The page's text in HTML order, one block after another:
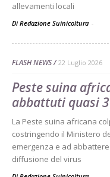
allevamenti locali
Di Redazione Suinicoltura -
FLASH NEWS 22 Luglio 2026
Peste suina
abbattuti quasi
La Peste suina africana
costringendo il Ministero
emergenza e ad
diffusione del virus